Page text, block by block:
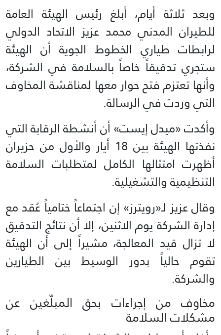
وبعد ثلاثة أيام، أبلغ رئيس الهيئة العامة
للطيران المدني محمد عزيز الاتحاد الدولي
لرابطات طياري الخطوط الجوية أن الهيئة
ستجري تدقيقاً خاصاً بالسلامة في الشركة،
وأنها تعتزم فتح حوار معها لمناقشة المخاوف
التي وردت في الرسالة.
وأكدت «ميدل إيست» أن أنشطة الرقابة التي
نفذتها الهيئة بين 18 أيار والأول من حزيران
أظهرت امتثالها الكامل لمتطلبات السلامة
التنظيمية والتشغيلية.
وقال عزيز لـ«رويترز» إن اجتماعاً ختامياً عُقد مع
إدارة الشركة يوم الاثنين، إلا أن نتائج التدقيق
لا تزال قيد المعالجة، مشيراً إلى أن الهيئة
تقوم حالياً بدور الوسيط بين الطيارين
والشركة.
مخاوف من إجراءات بحق المبلّغين عن
مشكلات السلامة